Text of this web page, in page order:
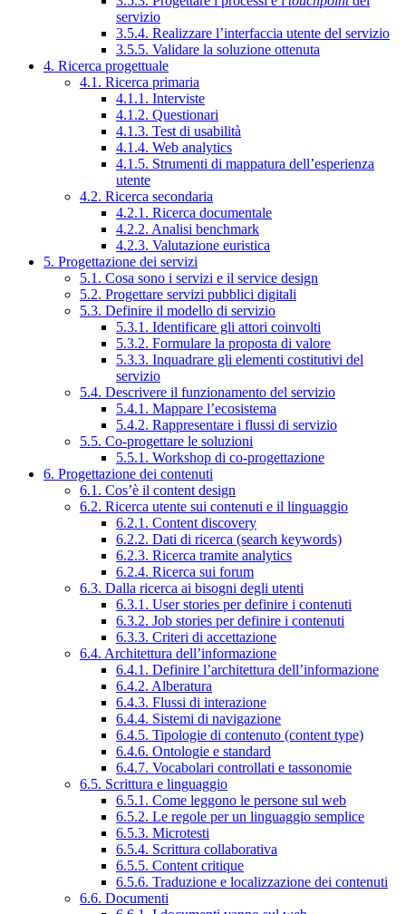
servizio
3.5.4. Realizzare l’interfaccia utente del servizio
3.5.5. Validare la soluzione ottenuta
4. Ricerca progettuale
4.1. Ricerca primaria
4.1.1. Interviste
4.1.2. Questionari
4.1.3. Test di usabilità
4.1.4. Web analytics
4.1.5. Strumenti di mappatura dell’esperienza
utente
4.2. Ricerca secondaria
4.2.1. Ricerca documentale
4.2.2. Analisi benchmark
4.2.3. Valutazione euristica
5. Progettazione dei servizi
5.1. Cosa sono i servizi e il service design
5.2. Progettare servizi pubblici digitali
5.3. Definire il modello di servizio
5.3.1. Identificare gli attori coinvolti
5.3.2. Formulare la proposta di valore
5.3.3. Inquadrare gli elementi costitutivi del
servizio
5.4. Descrivere il funzionamento del servizio
5.4.1. Mappare l’ecosistema
5.4.2. Rappresentare i flussi di servizio
5.5. Co-progettare le soluzioni
5.5.1. Workshop di co-progettazione
6. Progettazione dei contenuti
6.1. Cos’è il content design
6.2. Ricerca utente sui contenuti e il linguaggio
6.2.1. Content discovery
6.2.2. Dati di ricerca (search keywords)
6.2.3. Ricerca tramite analytics
6.2.4. Ricerca sui forum
6.3. Dalla ricerca ai bisogni degli utenti
6.3.1. User stories per definire i contenuti
6.3.2. Job stories per definire i contenuti
6.3.3. Criteri di accettazione
6.4. Architettura dell’informazione
6.4.1. Definire l’architettura dell’informazione
6.4.2. Alberatura
6.4.3. Flussi di interazione
6.4.4. Sistemi di navigazione
6.4.5. Tipologie di contenuto (content type)
6.4.6. Ontologie e standard
6.4.7. Vocabolari controllati e tassonomie
6.5. Scrittura e linguaggio
6.5.1. Come leggono le persone sul web
6.5.2. Le regole per un linguaggio semplice
6.5.3. Microtesti
6.5.4. Scrittura collaborativa
6.5.5. Content critique
6.5.6. Traduzione e localizzazione dei contenuti
6.6. Documenti